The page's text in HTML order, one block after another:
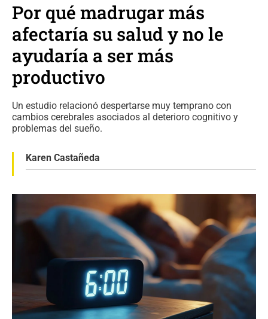
Por qué madrugar más
afectaría su salud y no le
ayudaría a ser más
productivo
Un estudio relacionó despertarse muy temprano con
cambios cerebrales asociados al deterioro cognitivo y
problemas del sueño.
Karen Castañeda